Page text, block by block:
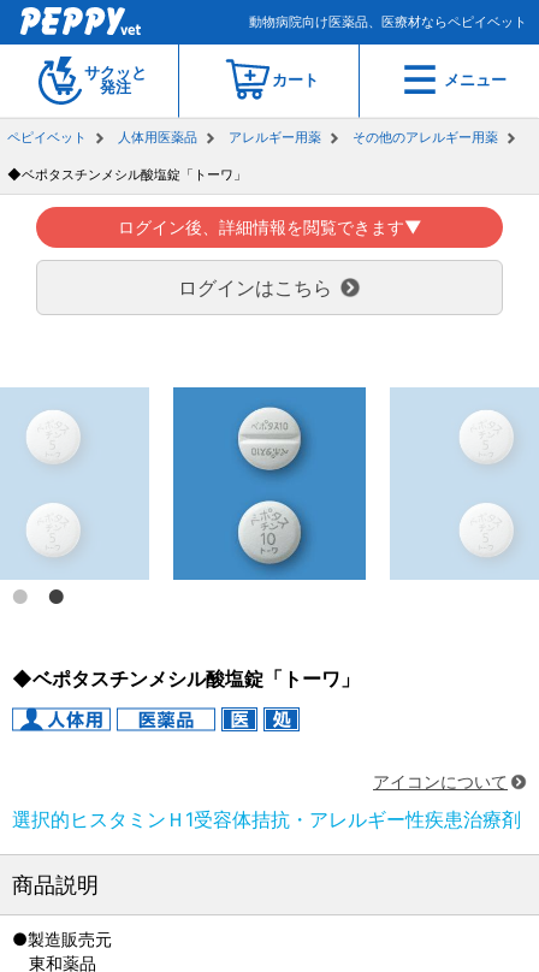
動物病院向け医薬品、医療材ならペピイベット
サクッと
発注
カート メニュー
ペピイベット 人体用医薬品 アレルギー用薬 その他のアレルギー用薬
◆ベポタスチンメシル酸塩錠「トーワ」
ログイン後、詳細情報を閲覧できます▼
ログインはこちら
◆ベポタスチンメシル酸塩錠「トーワ」
アイコンについて
選択的ヒスタミンＨ1受容体拮抗・アレルギー性疾患治療剤
商品説明
●製造販売元
東和薬品